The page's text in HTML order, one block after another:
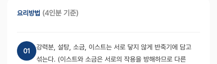
요리방법 (4인분 기준)
01
강력분, 설탕, 소금, 이스트는 서로 닿지 않게 반죽기에 담고
섞는다. (이스트와 소금은 서로의 작용을 방해하므로 다른